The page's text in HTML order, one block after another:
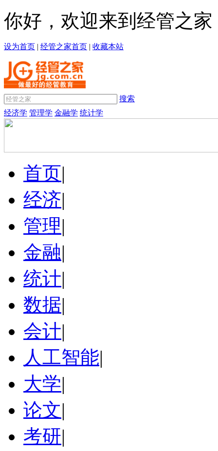
你好，欢迎来到经管之家
设为首页 | 经管之家首页 | 收藏本站
搜索
经济学 管理学 金融学 统计学
首页|
经济|
管理|
金融|
统计|
数据|
会计|
人工智能|
大学|
论文|
考研|